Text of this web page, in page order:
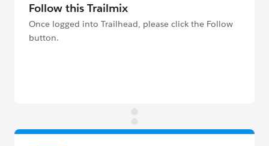
Follow this Trailmix
Once logged into Trailhead, please click the Follow
button.